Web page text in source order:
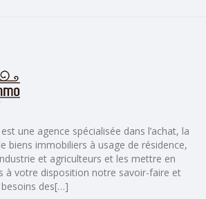
une agence spécialisée dans l’achat, la
biens immobiliers à usage de résidence,
et agriculteurs et les mettre en
à votre disposition notre savoir-faire et
des[…]